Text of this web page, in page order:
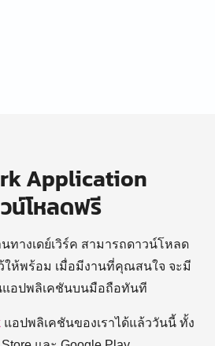
Application
น์โหลดฟรี
ทางเดย์เวิร์ค สามารถดาวน์โหลด
ให้พร้อม เมื่อมีงานที่คุณสนใจ จะมี
แอปพลิเคชันบนมือถือทันที
แอปพลิเคชันของเราได้แล้ววันนี้ ทั้ง